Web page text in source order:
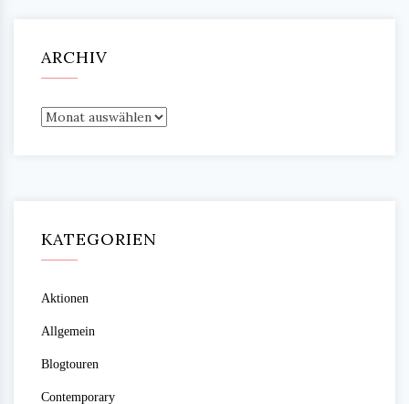
ARCHIV
Archiv
KATEGORIEN
Aktionen
Allgemein
Blogtouren
Contemporary